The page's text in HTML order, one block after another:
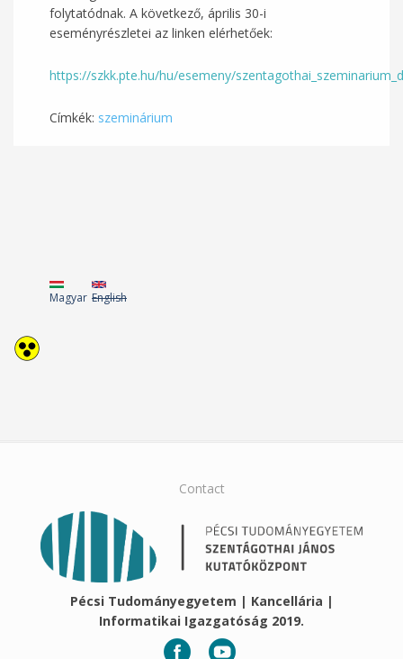
folytatódnak. A következő, április 30-i
eseményrészletei az linken elérhetőek:
https://szkk.pte.hu/hu/esemeny/
Címkék: szeminárium
Magyar English
Contact
Pécsi Tudományegyetem | Kancellária |
Informatikai Igazgatóság 2019.